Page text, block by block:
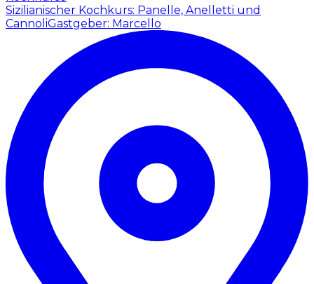
Sizilianischer Kochkurs: Panelle, Anelletti und
CannoliGastgeber: Marcello